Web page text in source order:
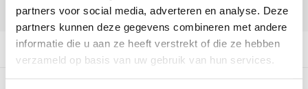
partners voor social media, adverteren en analyse. Deze
partners kunnen deze gegevens combineren met andere
informatie die u aan ze heeft verstrekt of die ze hebben
verzameld op basis van uw gebruik van hun services.
DELEN:
Productomschrijving